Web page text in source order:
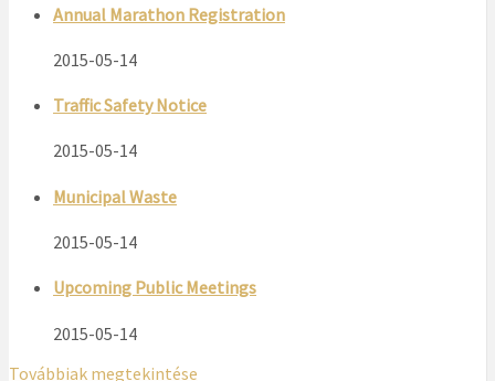
Annual Marathon Registration
2015-05-14
Traffic Safety Notice
2015-05-14
Municipal Waste
2015-05-14
Upcoming Public Meetings
2015-05-14
Továbbiak megtekintése